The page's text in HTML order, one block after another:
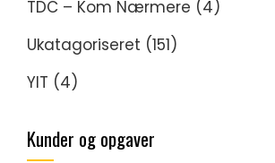
TDC – Kom Nærmere (4)
Ukatagoriseret (151)
YIT (4)
Kunder og opgaver